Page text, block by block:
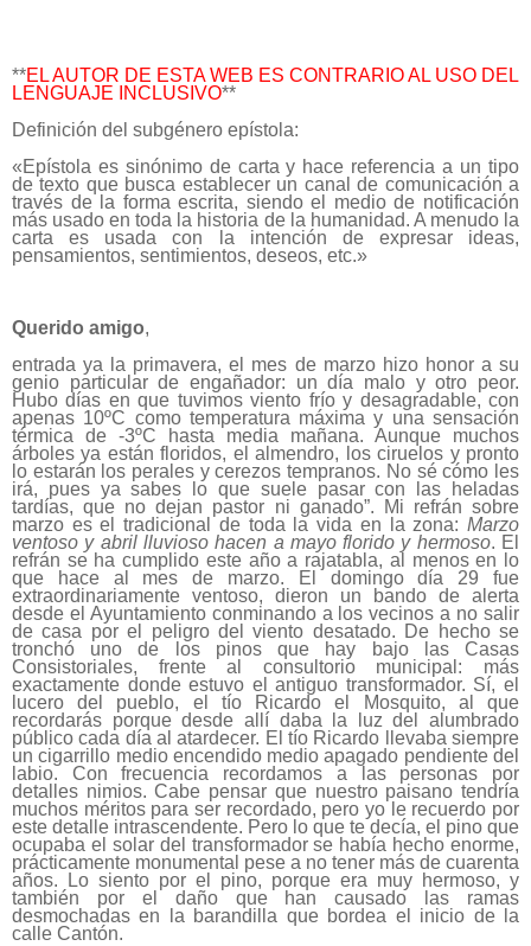
**EL AUTOR DE ESTA WEB ES CONTRARIO AL USO DEL
LENGUAJE INCLUSIVO**
Definición del subgénero epístola:
«Epístola es sinónimo de carta y hace referencia a un tipo
de texto que busca establecer un canal de comunicación a
través de la forma escrita, siendo el medio de notificación
más usado en toda la historia de la humanidad. A menudo la
carta es usada con la intención de expresar ideas,
pensamientos, sentimientos, deseos, etc.»
Querido amigo,
entrada ya la primavera, el mes de marzo hizo honor a su
genio particular de engañador: un día malo y otro peor.
Hubo días en que tuvimos viento frío y desagradable, con
apenas 10ºC como temperatura máxima y una sensación
térmica de -3ºC hasta media mañana. Aunque muchos
árboles ya están floridos, el almendro, los ciruelos y pronto
lo estarán los perales y cerezos tempranos. No sé cómo les
irá, pues ya sabes lo que suele pasar con las heladas
tardías, que no dejan pastor ni ganado”. Mi refrán sobre
marzo es el tradicional de toda la vida en la zona: Marzo
ventoso y abril lluvioso hacen a mayo florido y hermoso. El
refrán se ha cumplido este año a rajatabla, al menos en lo
que hace al mes de marzo. El domingo día 29 fue
extraordinariamente ventoso, dieron un bando de alerta
desde el Ayuntamiento conminando a los vecinos a no salir
de casa por el peligro del viento desatado. De hecho se
tronchó uno de los pinos que hay bajo las Casas
Consistoriales, frente al consultorio municipal: más
exactamente donde estuvo el antiguo transformador. Sí, el
lucero del pueblo, el tío Ricardo el Mosquito, al que
recordarás porque desde allí daba la luz del alumbrado
público cada día al atardecer. El tío Ricardo llevaba siempre
un cigarrillo medio encendido medio apagado pendiente del
labio. Con frecuencia recordamos a las personas por
detalles nimios. Cabe pensar que nuestro paisano tendría
muchos méritos para ser recordado, pero yo le recuerdo por
este detalle intrascendente. Pero lo que te decía, el pino que
ocupaba el solar del transformador se había hecho enorme,
prácticamente monumental pese a no tener más de cuarenta
años. Lo siento por el pino, porque era muy hermoso, y
también por el daño que han causado las ramas
desmochadas en la barandilla que bordea el inicio de la
calle Cantón.